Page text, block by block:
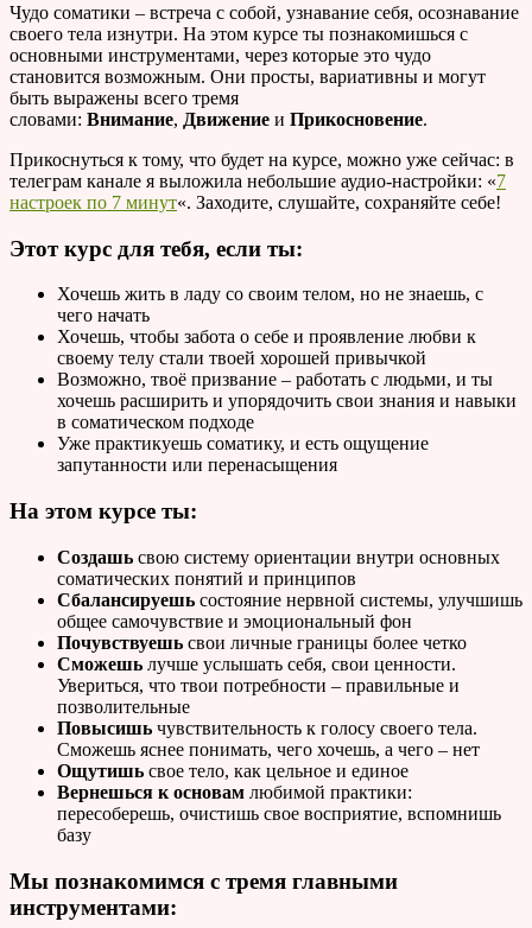
Чудо соматики – встреча с собой, узнавание себя, осознавание
своего тела изнутри. На этом курсе ты познакомишься с
основными инструментами, через которые это чудо
становится возможным. Они просты, вариативны и могут
быть выражены всего тремя
словами: Внимание, Движение и Прикосновение.
Прикоснуться к тому, что будет на курсе, можно уже сейчас: в
телеграм канале я выложила небольшие аудио-настройки: «7
настроек по 7 минут«. Заходите, слушайте, сохраняйте себе!
Этот курс для тебя, если ты:
Хочешь жить в ладу со своим телом, но не знаешь, с
чего начать
Хочешь, чтобы забота о себе и проявление любви к
своему телу стали твоей хорошей привычкой
Возможно, твоё призвание – работать с людьми, и ты
хочешь расширить и упорядочить свои знания и навыки
в соматическом подходе
Уже практикуешь соматику, и есть ощущение
запутанности или перенасыщения
На этом курсе ты:
Создашь свою систему ориентации внутри основных
соматических понятий и принципов
Сбалансируешь состояние нервной системы, улучшишь
общее самочувствие и эмоциональный фон
Почувствуешь свои личные границы более четко
Сможешь лучше услышать себя, свои ценности.
Увериться, что твои потребности – правильные и
позволительные
Повысишь чувствительность к голосу своего тела.
Сможешь яснее понимать, чего хочешь, а чего – нет
Ощутишь свое тело, как цельное и единое
Вернешься к основам любимой практики:
пересоберешь, очистишь свое восприятие, вспомнишь
базу
Мы познакомимся с тремя главными
инструментами: